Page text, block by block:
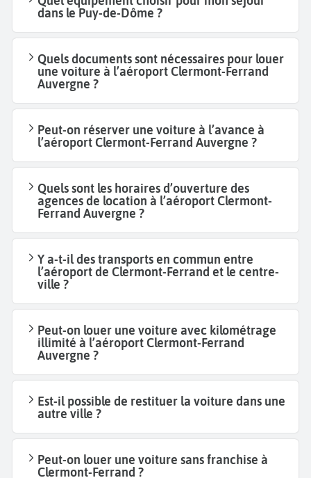
dans le Puy-de-Dôme ?
Quels documents sont nécessaires pour louer
une voiture à l’aéroport Clermont-Ferrand
Auvergne ?
Peut-on réserver une voiture à l’avance à
l’aéroport Clermont-Ferrand Auvergne ?
Quels sont les horaires d’ouverture des
agences de location à l’aéroport Clermont-
Ferrand Auvergne ?
Y a-t-il des transports en commun entre
l’aéroport de Clermont-Ferrand et le centre-
ville ?
Peut-on louer une voiture avec kilométrage
illimité à l’aéroport Clermont-Ferrand
Auvergne ?
Est-il possible de restituer la voiture dans une
autre ville ?
Peut-on louer une voiture sans franchise à
Clermont-Ferrand ?